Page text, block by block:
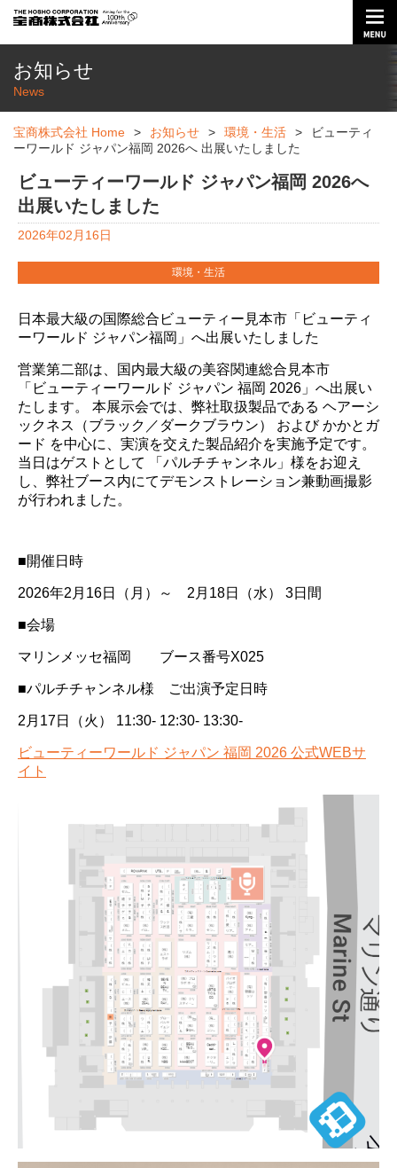
お知らせ
News
宝商株式会社 Home > お知らせ > 環境・生活 >
ビューティ
ーワールド ジャパン福岡 2026へ 出展いたしました
ビューティーワールド ジャパン福岡 2026へ
出展いたしました
2026年02月16日
環境・生活
日本最大級の国際総合ビューティー見本市「ビューティ
ーワールド ジャパン福岡」へ出展いたしました
営業第二部は、国内最大級の美容関連総合見本市
「ビューティーワールド ジャパン 福岡 2026」へ出展い
たします。 本展示会では、弊社取扱製品である ヘアーシ
ックネス（ブラック／ダークブラウン） および かかとガ
ード を中心に、実演を交えた製品紹介を実施予定です。
当日はゲストとして 「パルチチャンネル」様をお迎え
し、弊社ブース内にてデモンストレーション兼動画撮影
が行われました。
■開催日時
2026年2月16日（月）～ 2月18日（水） 3日間
■会場
マリンメッセ福岡 ブース番号X025
■パルチチャンネル様 ご出演予定日時
2月17日（火） 11:30- 12:30- 13:30-
ビューティーワールド ジャパン 福岡 2026 公式WEBサ
イト